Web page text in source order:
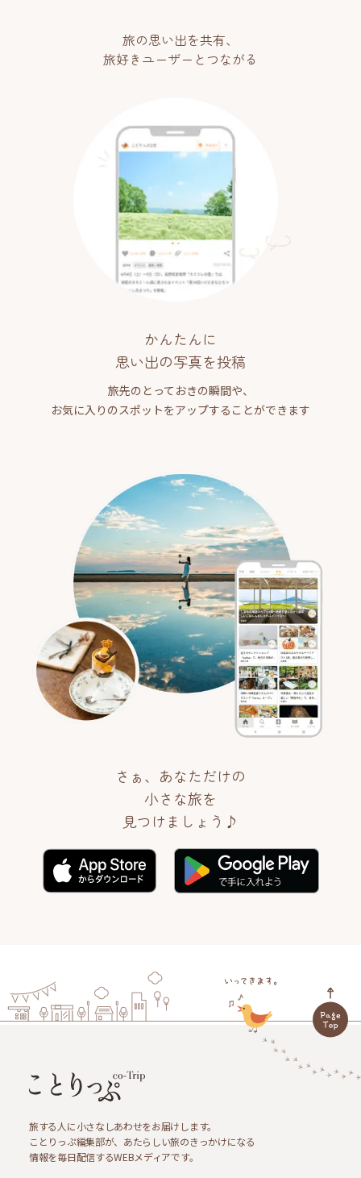
旅の思い出を共有、
旅好きユーザーとつながる
かんたんに
思い出の写真を投稿
旅先のとっておきの瞬間や、
お気に入りのスポットをアップすることができます
さぁ、あなただけの
小さな旅を
見つけましょう♪
旅する人に小さなしあわせをお届けします。
ことりっぷ編集部が、あたらしい旅のきっかけになる
情報を毎日配信するWEBメディアです。